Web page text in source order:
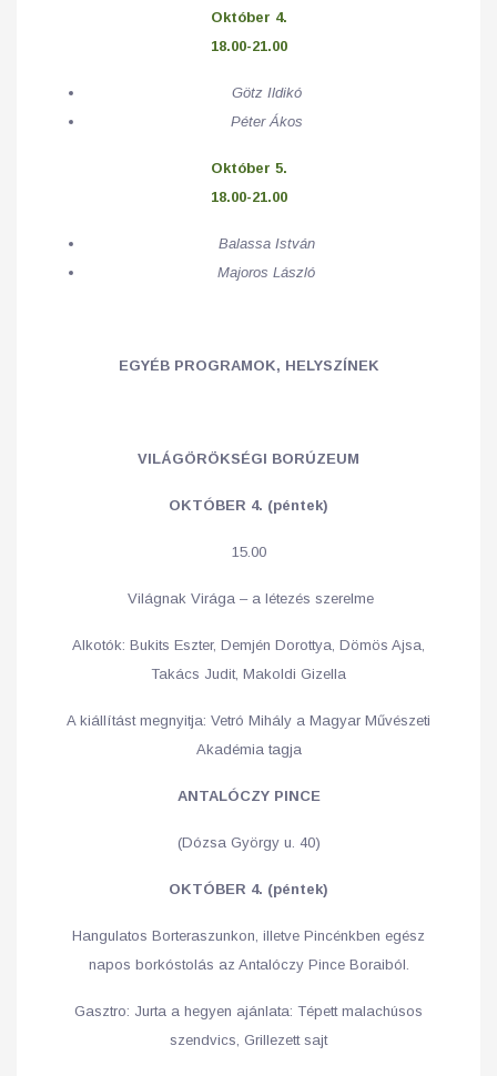
Október 4.
18.00-21.00
Götz Ildikó
Péter Ákos
Október 5.
18.00-21.00
Balassa István
Majoros László
EGYÉB PROGRAMOK, HELYSZÍNEK
VILÁGÖRÖKSÉGI BORÚZEUM
OKTÓBER 4. (péntek)
15.00
Világnak Virága – a létezés szerelme
Alkotók: Bukits Eszter, Demjén Dorottya, Dömös Ajsa,
Takács Judit, Makoldi Gizella
A kiállítást megnyitja: Vetró Mihály a Magyar Művészeti
Akadémia tagja
ANTALÓCZY PINCE
(Dózsa György u. 40)
OKTÓBER 4. (péntek)
Hangulatos Borteraszunkon, illetve Pincénkben egész
napos borkóstolás az Antalóczy Pince Boraiból.
Gasztro: Jurta a hegyen ajánlata: Tépett malachúsos
szendvics, Grillezett sajt